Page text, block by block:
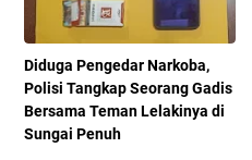
Diduga Pengedar Narkoba,
Polisi Tangkap Seorang Gadis
Bersama Teman Lelakinya di
Sungai Penuh